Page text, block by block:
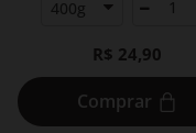
R$ 24,90
Comprar